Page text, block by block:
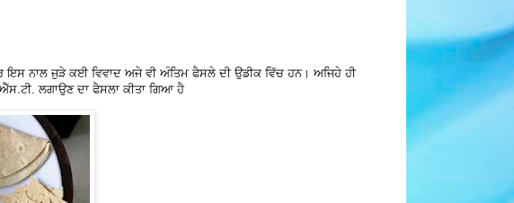
ਇਸ ਨਾਲ ਜੁੜੇ ਕਈ ਵਿਵਾਦ ਅਜੇ ਵੀ ਅੰਤਿਮ ਫੈਸਲੇ ਦੀ ਉਡੀਕ ਵਿੱਚ ਹਨ। ਅਜਿਹੇ ਹੀ
ਲਗਾਉਣ ਦਾ ਫੈਸਲਾ ਕੀਤਾ ਗਿਆ ਹੈ